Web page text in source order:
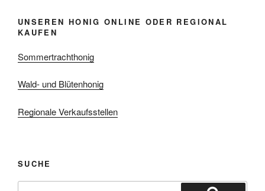
UNSEREN HONIG ONLINE ODER REGIONAL
KAUFEN
Sommertrachthonig
Wald- und Blütenhonig
Regionale Verkaufsstellen
SUCHE